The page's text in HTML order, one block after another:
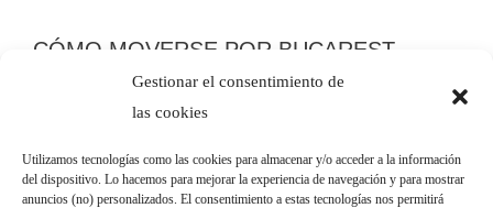
Gestionar el consentimiento de
las cookies
Utilizamos tecnologías como las cookies para almacenar y/o acceder a la información
del dispositivo. Lo hacemos para mejorar la experiencia de navegación y para mostrar
anuncios (no) personalizados. El consentimiento a estas tecnologías nos permitirá
CÓMO MOVERSE POR BUCAREST
Para moverte por la ciudad y llegar a todos estos lugares que
andando o usar el transporte público.No te recomiendo
usar el coche para moverte por allí, así que una gran opción si